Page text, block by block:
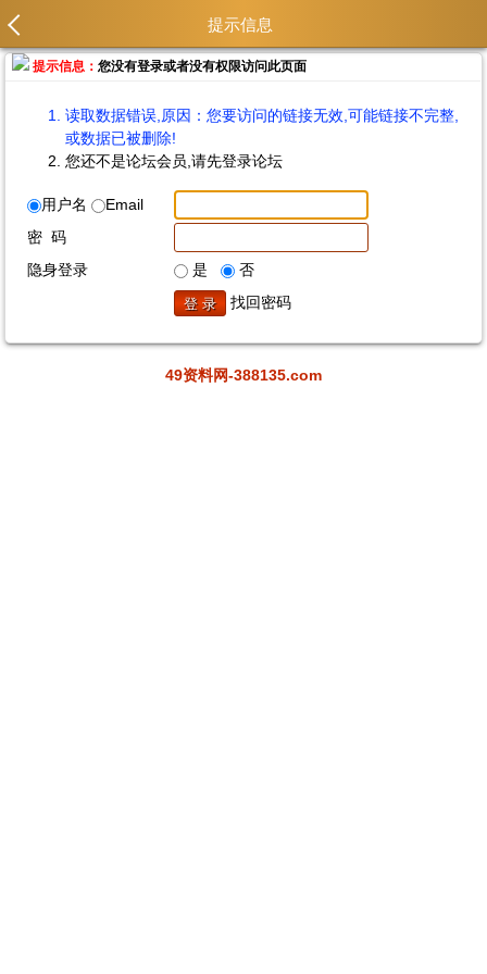
提示信息
提示信息：您没有登录或者没有权限访问此页面
读取数据错误,原因：您要访问的链接无效,可能链接不完整,
或数据已被删除!
您还不是论坛会员,请先登录论坛
用户名
Email
密 码
隐身登录
是
否
找回密码
49资料网-388135.com